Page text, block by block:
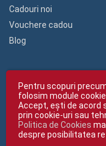
Cadouri noi
Vouchere cadou
Blog
Copyright © giftexpress.ro |
giftexpress.ro aparține de
Pentru scopuri
folosim module
Accept, ești de acord
prin cookie-uri sau
Politica de Cookies
despre posibilitatea